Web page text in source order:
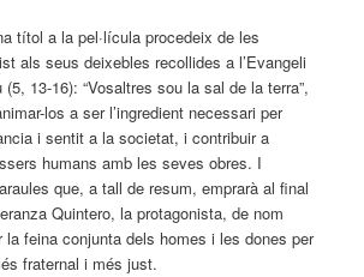
títol a la pel·lícula procedeix de les
als seus deixebles recollides a l’Evangeli
13-16): “Vosaltres sou la sal de la terra”,
los a ser l’ingredient necessari per
i sentit a la societat, i contribuir a
humans amb les seves obres. I
que, a tall de resum, emprarà al final
Quintero, la protagonista, de nom
la feina conjunta dels homes i les dones per
fraternal i més just.